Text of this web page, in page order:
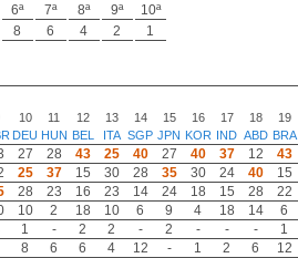
6ª 7ª 8ª 9ª
10ª
8 6 4 2 1
10
DEU
11
HUN
12
BEL
13
ITA
14
SGP
15
JPN
16
KOR
17
IND
18
ABD
19
BRA
27 28 43 25 40 27 40 37 12 43
25 37 15 30 28 35 30 24 40 15
28 23 16 23 14 24 18 15 28 22
10 2 18 10 6 9 4 18 14 6
1 - 2 2 - 2 - - - 1
8 6 6 4 12 - 1 2 6 12